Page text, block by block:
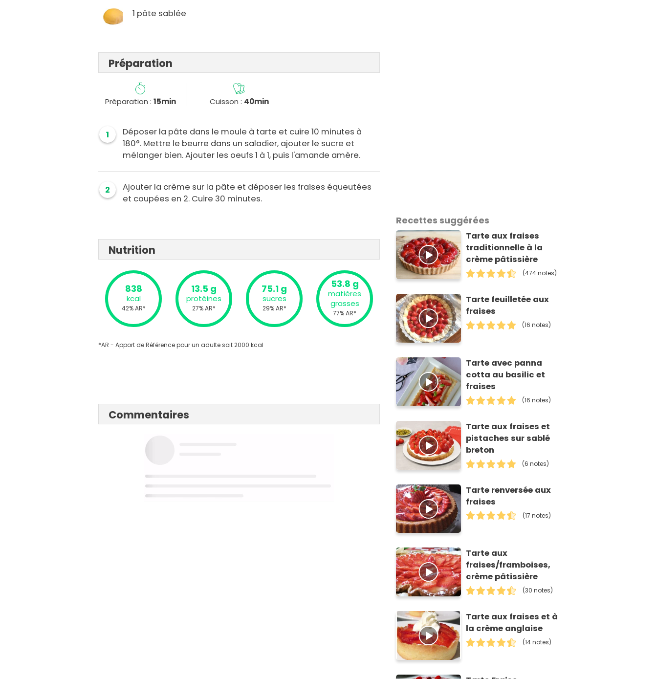
1 pâte sablée
Préparation
Préparation : 15min Cuisson : 40min
1
Déposer la pâte dans le moule à tarte et cuire 10 minutes à
180°. Mettre le beurre dans un saladier, ajouter le sucre et
mélanger bien. Ajouter les oeufs 1 à 1, puis l'amande amère.
2
Ajouter la crème sur la pâte et déposer les fraises équeutées
et coupées en 2. Cuire 30 minutes.
Nutrition
838
kcal
42% AR*
13.5 g
protéines
27% AR*
75.1 g
sucres
29% AR*
53.8 g
matières
grasses
77% AR*
*AR - Apport de Référence pour un adulte soit 2000 kcal
Commentaires
Recettes suggérées
Tarte aux fraises
traditionnelle à la
crème pâtissière
(474 notes)
Tarte feuilletée aux
fraises
(16 notes)
Tarte avec panna
cotta au basilic et
fraises
(16 notes)
Tarte aux fraises et
pistaches sur sablé
breton
(6 notes)
Tarte renversée aux
fraises
(17 notes)
Tarte aux
fraises/framboises,
crème pâtissière
(30 notes)
Tarte aux fraises et à
la crème anglaise
(14 notes)